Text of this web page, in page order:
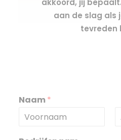
akkoord, jij
aan de slag als
tevreden
Naam *
o